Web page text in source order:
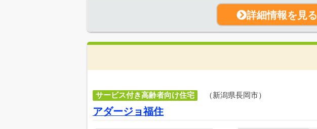
詳細情報を見る
サービス付き高齢者向け住宅 （新潟県長岡市）
アダージョ福住